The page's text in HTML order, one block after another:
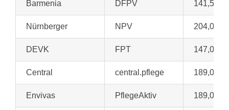
Barmenia DFPV 141,51 €
Nürnberger NPV 204,00 €
DEVK FPT 147,00 €
Central central.pflege 189,00 €
Envivas PflegeAktiv 189,00 €